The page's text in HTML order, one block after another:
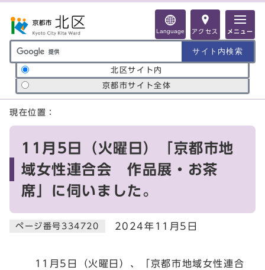
Language アクセス メニュー
サイト内検索の範囲
北区サイト内
京都市サイト全体
ここから本文です
現在位置：
11月5日（火曜日）「京都市地
域女性連合会 作品展・お茶
席」に伺いました。
ページ番号334720 2024年11月5日
11月5日（火曜日）、「京都市地域女性連合